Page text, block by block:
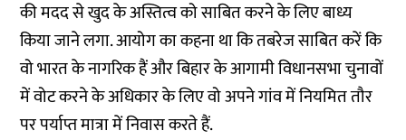
की मदद से खुद के अस्तित्व को साबित करने के लिए बाध्य
किया जाने लगा. आयोग का कहना था कि तबरेज साबित करें कि
वो भारत के नागरिक हैं और बिहार के आगामी विधानसभा चुनावों
में वोट करने के अधिकार के लिए वो अपने गांव में नियमित तौर
पर पर्याप्त मात्रा में निवास करते हैं.